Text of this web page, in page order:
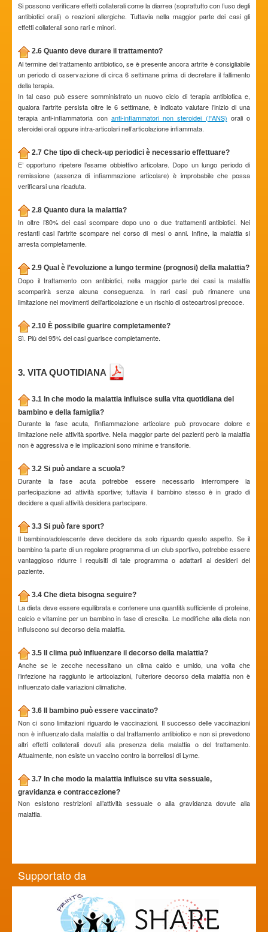
Si possono verificare effetti collaterali come la diarrea (soprattutto con l’uso degli
antibiotici orali) o reazioni allergiche. Tuttavia nella maggior parte dei casi gli
effetti collaterali sono rari e minori.
2.6 Quanto deve durare il trattamento?
Al termine del trattamento antibiotico, se è presente ancora artrite è consigliabile
un periodo di osservazione di circa 6 settimane prima di decretare il fallimento
della terapia.
In tal caso può essere somministrato un nuovo ciclo di terapia antibiotica e,
qualora l’artrite persista oltre le 6 settimane, è indicato valutare l’inizio di una
terapia anti-infiammatoria con anti-infiammatori non steroidei (FANS) orali o
steroidei orali oppure intra-articolari nell’articolazione infiammata.
2.7 Che tipo di check-up periodici è necessario effettuare?
E’ opportuno ripetere l’esame obbiettivo articolare. Dopo un lungo periodo di
remissione (assenza di infiammazione articolare) è improbabile che possa
verificarsi una ricaduta.
2.8 Quanto dura la malattia?
In oltre l’80% dei casi scompare dopo uno o due trattamenti antibiotici. Nei
restanti casi l’artrite scompare nel corso di mesi o anni. Infine, la malattia si
arresta completamente.
2.9 Qual è l’evoluzione a lungo termine (prognosi) della malattia?
Dopo il trattamento con antibiotici, nella maggior parte dei casi la malattia
scomparirà senza alcuna conseguenza. In rari casi può rimanere una
limitazione nei movimenti dell’articolazione e un rischio di osteoartrosi precoce.
2.10 È possibile guarire completamente?
Sì. Più del 95% dei casi guarisce completamente.
3. VITA QUOTIDIANA
3.1 In che modo la malattia influisce sulla vita quotidiana del
bambino e della famiglia?
Durante la fase acuta, l’infiammazione articolare può provocare dolore e
limitazione nelle attività sportive. Nella maggior parte dei pazienti però la malattia
non è aggressiva e le implicazioni sono minime e transitorie.
3.2 Si può andare a scuola?
Durante la fase acuta potrebbe essere necessario interrompere la
partecipazione ad attività sportive; tuttavia il bambino stesso è in grado di
decidere a quali attività desidera partecipare.
3.3 Si può fare sport?
Il bambino/adolescente deve decidere da solo riguardo questo aspetto. Se il
bambino fa parte di un regolare programma di un club sportivo, potrebbe essere
vantaggioso ridurre i requisiti di tale programma o adattarli ai desideri del
paziente.
3.4 Che dieta bisogna seguire?
La dieta deve essere equilibrata e contenere una quantità sufficiente di proteine,
calcio e vitamine per un bambino in fase di crescita. Le modifiche alla dieta non
influiscono sul decorso della malattia.
3.5 Il clima può influenzare il decorso della malattia?
Anche se le zecche necessitano un clima caldo e umido, una volta che
l’infezione ha raggiunto le articolazioni, l’ulteriore decorso della malattia non è
influenzato dalle variazioni climatiche.
3.6 Il bambino può essere vaccinato?
Non ci sono limitazioni riguardo le vaccinazioni. Il successo delle vaccinazioni
non è influenzato dalla malattia o dal trattamento antibiotico e non si prevedono
altri effetti collaterali dovuti alla presenza della malattia o del trattamento.
Attualmente, non esiste un vaccino contro la borreliosi di Lyme.
3.7 In che modo la malattia influisce su vita sessuale,
gravidanza e contraccezione?
Non esistono restrizioni all’attività sessuale o alla gravidanza dovute alla
malattia.
Supportato da